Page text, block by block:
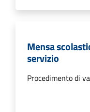
Mensa
servizio
Procedimento di